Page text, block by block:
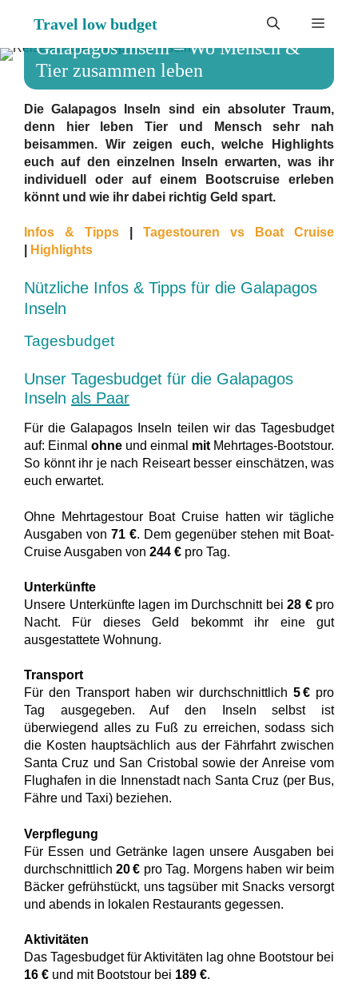
Travel low budget Menü
Galapagos Inseln – Wo Mensch &
Tier zusammen leben
Die Galapagos Inseln sind ein absoluter Traum,
denn hier leben Tier und Mensch sehr nah
beisammen. Wir zeigen euch, welche Highlights
euch auf den einzelnen Inseln erwarten, was ihr
individuell oder auf einem Bootscruise erleben
könnt und wie ihr dabei richtig Geld spart.
Infos & Tipps
Tagestouren vs Boat Cruise
Highlights
Nützliche Infos & Tipps für die Galapagos
Inseln
Tagesbudget
Unser Tagesbudget für die Galapagos
Inseln als Paar
Für die Galapagos Inseln teilen wir das Tagesbudget
auf: Einmal ohne und einmal mit Mehrtages-Bootstour.
So könnt ihr je nach Reiseart besser einschätzen, was
euch erwartet.
Ohne Mehrtagestour Boat Cruise hatten wir tägliche
Ausgaben von 71 €. Dem gegenüber stehen mit Boat-
Cruise Ausgaben von 244 € pro Tag.
Unterkünfte
Unsere Unterkünfte lagen im Durchschnitt bei 28 €pro
Nacht. Für dieses Geld bekommt ihr eine gut
ausgestattete Wohnung.
Transport
Für den Transport haben wir durchschnittlich 5 € pro
Tag ausgegeben. Auf den Inseln selbst ist
überwiegend alles zu Fuß zu erreichen, sodass sich
die Kosten hauptsächlich aus der Fährfahrt zwischen
Santa Cruz und San Cristobal sowie der Anreise vom
Flughafen in die Innenstadt nach Santa Cruz (per Bus,
Fähre und Taxi) beziehen.
Verpflegung
Für Essen und Getränke lagen unsere Ausgaben bei
durchschnittlich20 € pro Tag. Morgens haben wir beim
Bäcker gefrühstückt, uns tagsüber mit Snacks versorgt
und abends in lokalen Restaurants gegessen.
Aktivitäten
Das Tagesbudget für Aktivitäten lag ohne Bootstour bei
16 € und mit Bootstour bei 189 €.